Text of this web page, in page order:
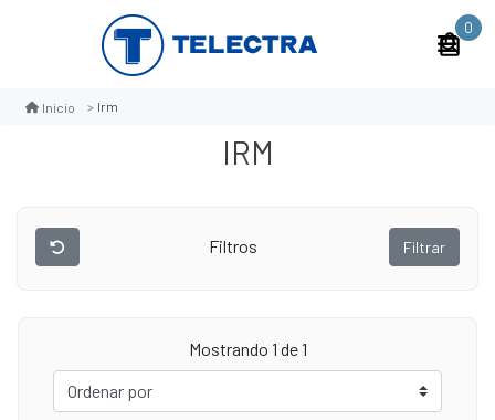
0
Inicio Irm
IRM
Filtros Filtrar
Mostrando 1 de 1